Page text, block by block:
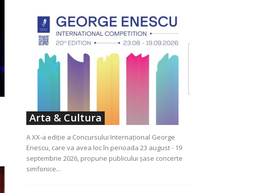
Arta & Cultura
A XX-a ediție a Concursului Internațional George
Enescu, care va avea loc în perioada 23 august - 19
septembrie 2026, propune publicului șase concerte
simfonice...